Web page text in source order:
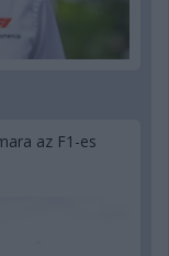
az F1-es